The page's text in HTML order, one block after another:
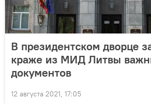
В президентском дворце
краже из МИД Литвы
документов
12 августа 2021, 17:05